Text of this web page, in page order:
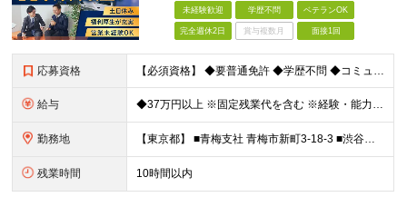
未経験歓迎 学歴不問 ベテランOK
完全週休2日 賞与複数月 面接1回
応募資格 【必須資格】 ◆要普通免許 ◆学歴不問 ◆コミュニケーション能力に自信のある方 ⇒お客様との関係をより良いものにしてください◎ ◆計画性を持って積極的に行動できる方 ⇒先のことを考えてお客様
給与 ◆37万円以上 ※固定残業代を含む ※経験・能力を考慮 ※決算賞与あり 【固定残業代】14万円/45時間 ※固定残業代は残業がない場合も支給し、超過分は別途支給する ※超過分は別途全額支給 ・一律手
勤務地 【東京都】 ■青梅支社 青梅市新町3-18-3 ■渋谷支社 渋谷区渋谷1-6-5 ■新宿支社 新宿区新宿3-11-10 ■池袋支社 豊島区東池袋1-35-5 ■両国支社 墨田区江東橋1-12-8KDビ
残業時間 10時間以内